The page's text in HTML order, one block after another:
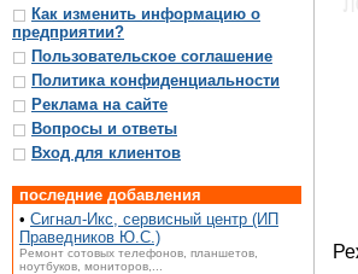
Как изменить информацию о
предприятии?
Пользовательское соглашение
Политика конфиденциальности
Реклама на сайте
Вопросы и ответы
Вход для клиентов
последние добавления
• Сигнал-Икс, сервисный центр (ИП
Праведников Ю.С.)
Ремонт сотовых телефонов, планшетов,
ноутбуков, мониторов,...